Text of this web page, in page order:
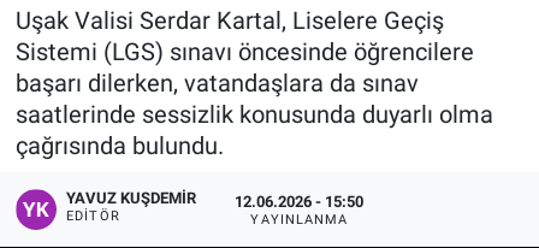
Uşak Valisi Serdar Kartal, Liselere Geçiş
Sistemi (LGS) sınavı öncesinde öğrencilere
başarı dilerken, vatandaşlara da sınav
saatlerinde sessizlik konusunda duyarlı olma
çağrısında bulundu.
YAVUZ KUŞDEMIR
EDITÖR
12.06.2026 - 15:50
YAYINLANMA
Manşet
Resmi İlanlar
Sağlık
Son Dakika